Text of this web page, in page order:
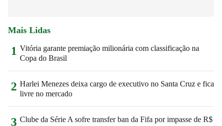
Mais Lidas
1 Vitória garante premiação milionária com classificação na
Copa do Brasil
2 Harlei Menezes deixa cargo de executivo no Santa Cruz e fica
livre no mercado
3 Clube da Série A sofre transfer ban da Fifa por impasse de R$